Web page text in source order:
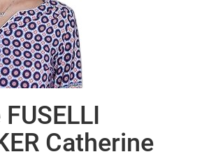
Catherine